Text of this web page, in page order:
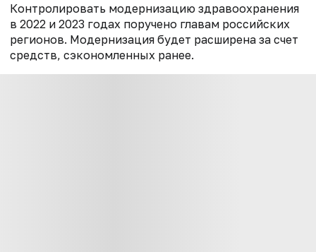
Контролировать модернизацию здравоохранения
в 2022 и 2023 годах поручено главам российских
регионов. Модернизация будет расширена за счет
средств, сэкономленных ранее.